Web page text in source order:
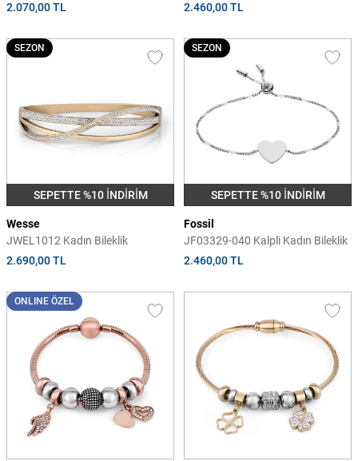
2.070,00 TL
2.460,00 TL
SEPETTE %10 İNDİRİM
SEZON
Wesse
JWEL1012 Kadın Bileklik
2.690,00 TL
SEPETTE %10 İNDİRİM
SEZON
Fossil
JF03329-040 Kalpli Kadın Bileklik
2.460,00 TL
ONLINE ÖZEL